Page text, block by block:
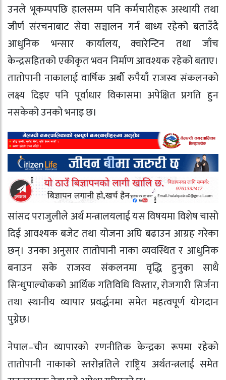
उनले भूकम्पपछि हालसम्म पनि कर्मचारीहरू अस्थायी तथा
जीर्ण संरचनाबाट सेवा सञ्चालन गर्न बाध्य रहेको बताउँदै
आधुनिक भन्सार कार्यालय, क्वारेन्टिन तथा जाँच
केन्द्रसहितको एकीकृत भवन निर्माण आवश्यक रहेको बताए।
तातोपानी नाकालाई वार्षिक अर्बौं रुपैयाँ राजस्व संकलनको
लक्ष्य दिइए पनि पूर्वाधार विकासमा अपेक्षित प्रगति हुन
नसकेको उनको भनाइ छ।
सांसद पराजुलीले अर्थ मन्त्रालयलाई यस विषयमा विशेष चासो
दिई आवश्यक बजेट तथा योजना अघि बढाउन आग्रह गरेका
छन्। उनका अनुसार तातोपानी नाका व्यवस्थित र आधुनिक
बनाउन सके राजस्व संकलनमा वृद्धि हुनुका साथै
सिन्धुपाल्चोकको आर्थिक गतिविधि विस्तार, रोजगारी सिर्जना
तथा स्थानीय व्यापार प्रवर्द्धनमा समेत महत्वपूर्ण योगदान
पुग्नेछ।
नेपाल–चीन व्यापारको रणनीतिक केन्द्रका रूपमा रहेको
तातोपानी नाकाको स्तरोन्नतिले राष्ट्रिय अर्थतन्त्रलाई समेत